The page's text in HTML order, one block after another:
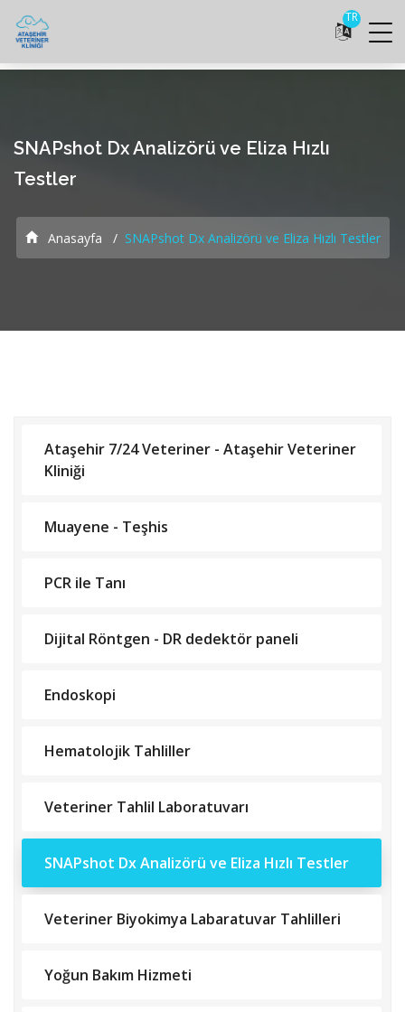
TR
SNAPshot Dx Analizörü ve Eliza Hızlı
Testler
Anasayfa SNAPshot Dx Analizörü ve Eliza Hızlı Testler
Ataşehir 7/24 Veteriner - Ataşehir Veteriner
Kliniği
Muayene - Teşhis
PCR ile Tanı
Dijital Röntgen - DR dedektör paneli
Endoskopi
Hematolojik Tahliller
Veteriner Tahlil Laboratuvarı
SNAPshot Dx Analizörü ve Eliza Hızlı Testler
Veteriner Biyokimya Labaratuvar Tahlilleri
Yoğun Bakım Hizmeti